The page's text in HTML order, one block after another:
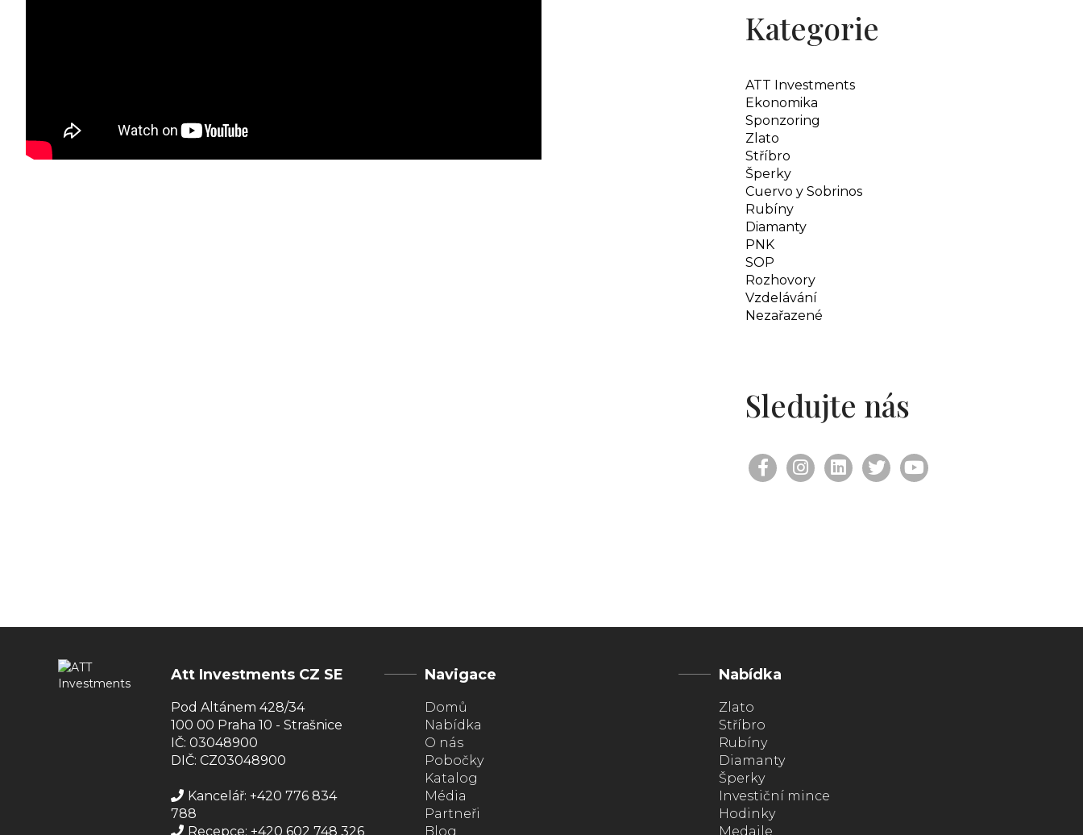
Kategorie
ATT Investments
Ekonomika
Sponzoring
Zlato
Stříbro
Šperky
Cuervo y Sobrinos
Rubíny
Diamanty
PNK
SOP
Rozhovory
Vzdelávání
Nezařazené
Sledujte nás
Att Investments CZ SE
Pod Altánem 428/34
100 00 Praha 10 - Strašnice
IČ: 03048900
DIČ: CZ03048900
Kancelář: +420 776 834
788
Recepce: +420 602 748 326
Navigace
Domů
Nabídka
O nás
Pobočky
Katalog
Média
Partneři
Blog
Nabídka
Zlato
Stříbro
Rubíny
Diamanty
Šperky
Investiční mince
Hodinky
Medaile